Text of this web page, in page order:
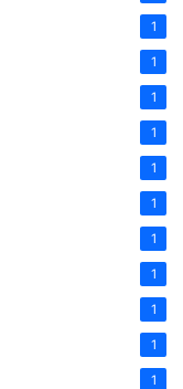
1
1
1
1
1
1
1
1
1
1
1